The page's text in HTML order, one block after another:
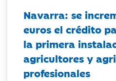
Navarra: se
euros el crédito
la primera
agricultores y
profesionales